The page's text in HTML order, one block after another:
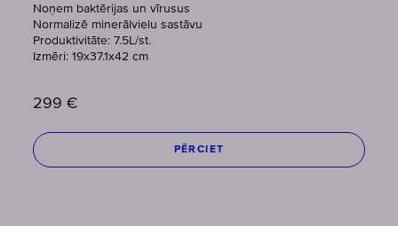
Noņem baktērijas un vīrusus
Normalizē minerālvielu sastāvu
Produktivitāte: 7.5L/st.
Izmēri: 19x37.1x42 cm
299 €
PĒRCIET